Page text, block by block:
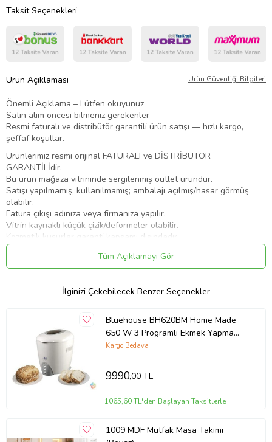
Taksit Seçenekleri
Ürün Açıklaması Ürün Güvenliği Bilgileri
Önemli Açıklama – Lütfen okuyunuz
Satın alım öncesi bilmeniz gerekenler
Resmi faturalı ve distribütör garantili ürün satışı — hızlı kargo,
şeffaf koşullar.
Ürünlerimiz resmi orijinal FATURALI ve DİSTRİBÜTÖR
GARANTİLİdir.
Bu ürün mağaza vitrininde sergilenmiş outlet üründür.
Satışı yapılmamış, kullanılmamış; ambalajı açılmış/hasar görmüş
olabilir.
Fatura çıkışı adınıza veya firmanıza yapılır.
Vitrin kaynaklı küçük çizik/deformeler olabilir.
Kozmetik kusurlar garanti kapsamı dışındadır.
Kargo süresi: 2–3 iş günü.
Sipariş/kargo saatine bağlı olarak aynı gün çıkış yapılır.
Teslimde kargo görevlisi yanında paketi kontrol ediniz.
24 Ay Garanti kapsamındadır.
Fabrikasyon kusurda 14 gün içinde iade/değişim mümkündür.
Emperor Teknoloji müşterilerine üstün teknoloji, yüksek marka
kalitesi ve dinamik insan kaynağıyla hizmet verir.
Resmi Fatura Distribütör Garantisi Hızlı Kargo Kolay İade
Hakkımızda
1998’den bu yana faaliyet gösteren firmamız, 2013’ten itibaren
perakende sektöründe güvenilir hizmet sunmaktadır. TSE ve ISO
27001 belgelerimizle kalite ve bilgi güvenliğini uluslararası
ticareti temel ilkemiz olarak sürdürüyoruz.
Tüm Açıklamayı Gör
İlginizi Çekebilecek Benzer Seçenekler
Bluehouse BH620BM Home Made
650 W 3 Programlı Ekmek Yapma
Makinesi
Kargo Bedava
9990,00 TL
1065,60 TL'den Başlayan Taksitlerle
1009 MDF Mutfak Masa Takımı